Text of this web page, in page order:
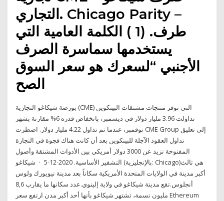
التجاري. Chicago Parity –
طرف. (1 ) الكلمة العامية التي
يستخدمها سماسرة الصرف
الأجنبي “لسعرك هو سعر السوق
الصح
بورصة شيكاغو التجارية (CME) التي توفر منتجات مشتقات البيتكوين
تداولت 3.96 مليار دولار في ديسمبر، بانخفاض قدره 6% مقارنة بشهر
نوفمبر، عندما تم تداول 4.22 مليار دولار. اضطرت CME Group إلى تعليق
تداول العقود الآجلة للبيتكوين بعد أن كانت هناك فجوة في التجارة
المفتوحة تزيد عن 3000 دولار أمريكي بين الأدوات المشتقة وأصول
التشفير الأساسية. 2020-12-5 · شيكاغو (بالإنجليزية: Chicago)‏ هي ثالث
أكبر مدينة في الولايات المتحدة الأمريكية سكاناً بعد مدينة نيويورك ولوس
أنجلوس.تقع مدينة شيكاغو في ولاية إلينوي.عدد سكانها ما يقارب 8,6
مليون نسمة، تشتهر شيكاغو بأنها أحد أكبر مدن ارتفع سعر Ethereum